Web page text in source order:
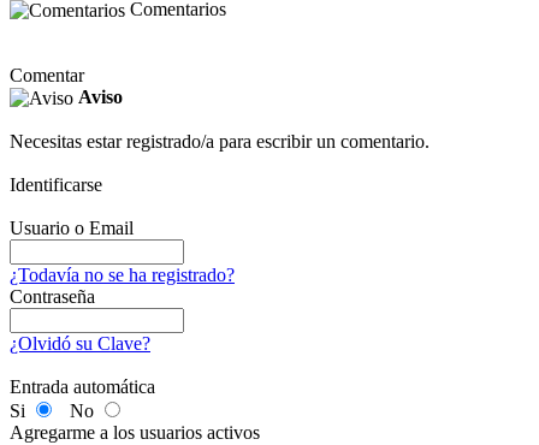
Comentarios
Comentar
Aviso
Necesitas estar registrado/a para escribir un comentario.
Identificarse
Usuario o Email
¿Todavía no se ha registrado?
Contraseña
¿Olvidó su Clave?
Entrada automática
Si
No
Agregarme a los usuarios activos